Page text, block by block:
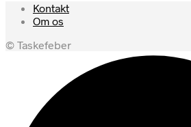
Kontakt
Om os
© Taskefeber